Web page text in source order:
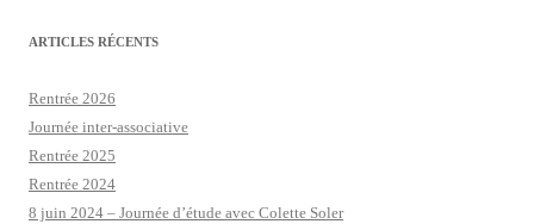
ARTICLES RÉCENTS
Rentrée 2026
Journée inter-associative
Rentrée 2025
Rentrée 2024
8 juin 2024 – Journée d’étude avec Colette Soler